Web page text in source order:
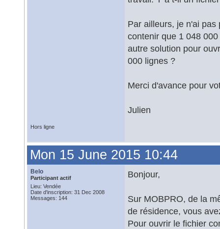
Par ailleurs, je n'ai
contenir que 1 048
autre solution pour
000 lignes ?
Merci d'avance pour
Julien
Hors ligne
Mon 15 June 2015 10:44
Belo
Participant actif
Lieu: Vendée
Date d'inscription: 31 Dec 2008
Messages: 144
Bonjour,
Sur MOBPRO, de la
de résidence, vous
Pour ouvrir le fichier